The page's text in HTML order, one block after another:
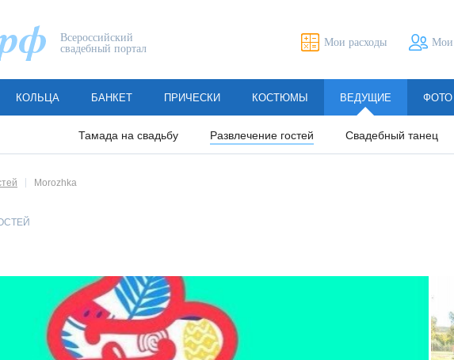
Всероссийский
свадебный портал
Мои расходы Мои
КОЛЬЦА БАНКЕТ ПРИЧЕСКИ КОСТЮМЫ ВЕДУЩИЕ
Тамада на свадьбу Развлечение гостей Свадебный танец
ФОТО
Morozhka